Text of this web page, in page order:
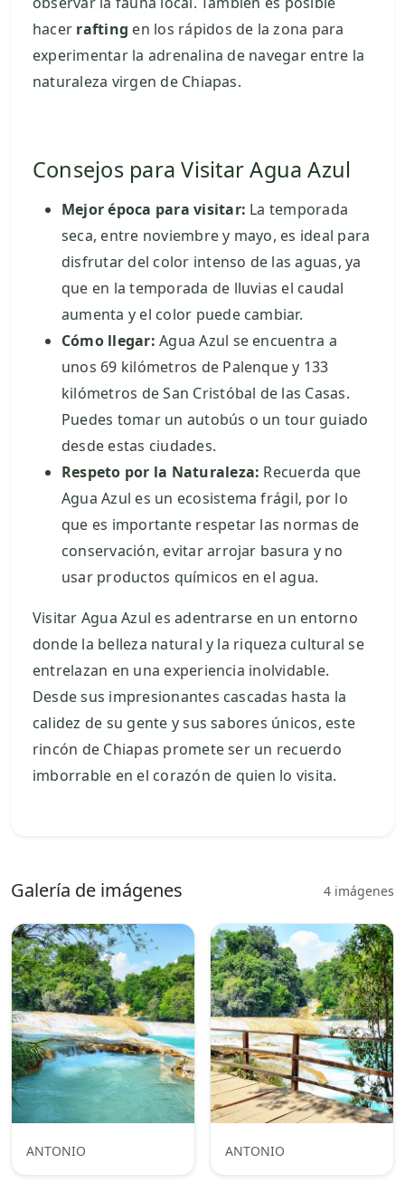
hacer rafting en los rápidos de la zona para
experimentar la adrenalina de navegar entre la
naturaleza virgen de Chiapas.
Consejos para Visitar Agua Azul
Mejor época para visitar: La temporada
seca, entre noviembre y mayo, es ideal para
disfrutar del color intenso de las aguas, ya
que en la temporada de lluvias el caudal
aumenta y el color puede cambiar.
Cómo llegar: Agua Azul se encuentra a
unos 69 kilómetros de Palenque y 133
kilómetros de San Cristóbal de las Casas.
Puedes tomar un autobús o un tour guiado
desde estas ciudades.
Respeto por la Naturaleza: Recuerda que
Agua Azul es un ecosistema frágil, por lo
que es importante respetar las normas de
conservación, evitar arrojar basura y no
usar productos químicos en el agua.
Visitar Agua Azul es adentrarse en un entorno
donde la belleza natural y la riqueza cultural se
entrelazan en una experiencia inolvidable.
Desde sus impresionantes cascadas hasta la
calidez de su gente y sus sabores únicos, este
rincón de Chiapas promete ser un recuerdo
imborrable en el corazón de quien lo visita.
Galería de imágenes 4 imágenes
ANTONIO ANTONIO